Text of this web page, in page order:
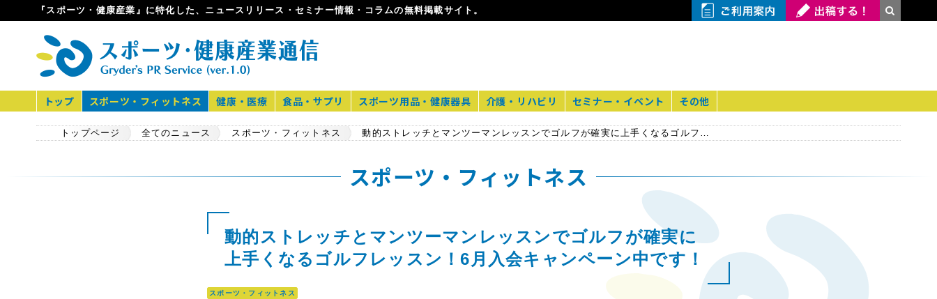
『スポーツ・健康産業』に特化した、ニュースリリース・セミナー情報・コラムの無料掲載サイト。
トップ スポーツ・フィットネス 健康・医療 食品・サプリ スポーツ用品・健康器具 介護・リハビリ セミナー・イベント その他
トップページ 全てのニュース スポーツ・フィットネス 動的ストレッチとマンツーマンレッスンでゴルフが確実に上手くなるゴルフレッスン！6月入会キャンペーン中です！
スポーツ・フィットネス
動的ストレッチとマンツーマンレッスンでゴルフが確実に
上手くなるゴルフレッスン！6月入会キャンペーン中です！
スポーツ・フィットネス